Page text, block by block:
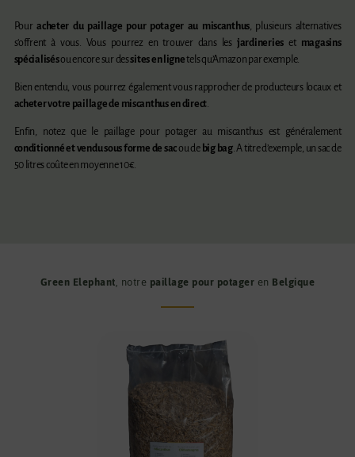
Pouracheter du paillage pour potager au miscanthus, plusieurs alternatives
s’offrent à vous. Vous pourrez en trouver dans lesjardinerieset magasins
spécialisésou encore sur dessites en lignetels qu’Amazon par exemple.
Bien entendu, vous pourrez également vous rapprocher de producteurs locaux et
acheter votre paillage de miscanthus en direct.
Enfin, notez que le paillage pour potager au miscanthus est généralement
conditionné et vendu sous forme de sacou de big bag. A titre d’exemple, un sac de
50 litres coûte en moyenne 10€.
Green Elephant, notre paillage pour potager en Belgique